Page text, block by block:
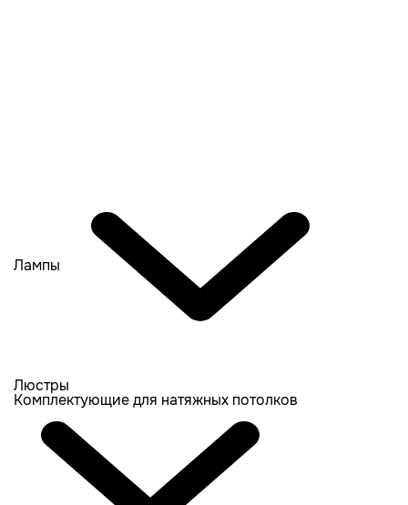
Лампы
Люстры
Комплектующие для натяжных потолков